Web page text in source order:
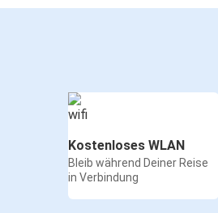
Kostenloses WLAN
Bleib während Deiner Reise
in Verbindung